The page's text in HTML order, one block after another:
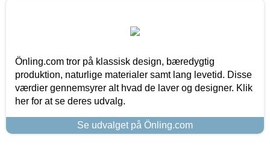
Önling.com tror på klassisk design, bæredygtig
produktion, naturlige materialer samt lang levetid. Disse
værdier gennemsyrer alt hvad de laver og designer. Klik
her for at se deres udvalg.
Se udvalget på Önling.com